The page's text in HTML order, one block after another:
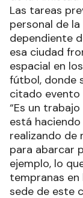
Las tareas
personal de
dependiente
esa ciudad
espacial en
fútbol, donde
citado
“Es un
está
realizando de
para abarcar
ejemplo, lo
tempranas en
sede de este